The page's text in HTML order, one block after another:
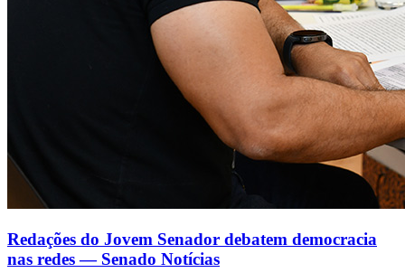
Redações do Jovem Senador debatem democracia
nas redes — Senado Notícias